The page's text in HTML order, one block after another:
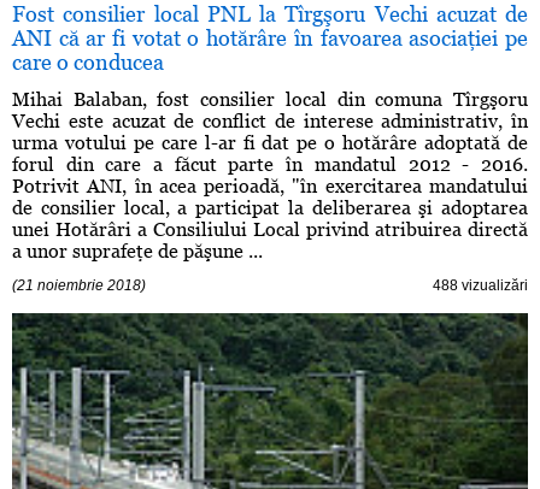
Fost consilier local PNL la Tîrgşoru Vechi acuzat de
ANI că ar fi votat o hotărâre în favoarea asociaţiei pe
care o conducea
Mihai Balaban, fost consilier local din comuna Tîrgşoru
Vechi este acuzat de conflict de interese administrativ, în
urma votului pe care l-ar fi dat pe o hotărâre adoptată de
forul din care a făcut parte în mandatul 2012 - 2016.
Potrivit ANI, în acea perioadă, "în exercitarea mandatului
de consilier local, a participat la deliberarea şi adoptarea
unei Hotărâri a Consiliului Local privind atribuirea directă
a unor suprafeţe de păşune ...
(21 noiembrie 2018) 488 vizualizări